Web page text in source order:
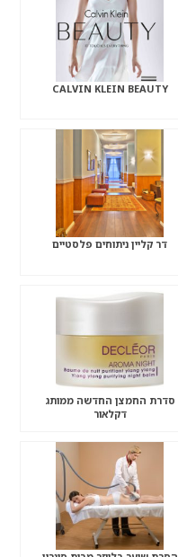
CALVIN KLEIN BEAUTY
דר קליין ניתוחים פלסטיים
סדרת החמצן החדשה ממותג
דקלאור